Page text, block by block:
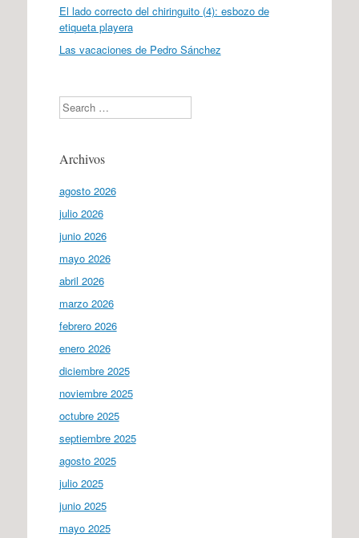
El lado correcto del chiringuito (4): esbozo de
etiqueta playera
Las vacaciones de Pedro Sánchez
Search
Archivos
agosto 2026
julio 2026
junio 2026
mayo 2026
abril 2026
marzo 2026
febrero 2026
enero 2026
diciembre 2025
noviembre 2025
octubre 2025
septiembre 2025
agosto 2025
julio 2025
junio 2025
mayo 2025